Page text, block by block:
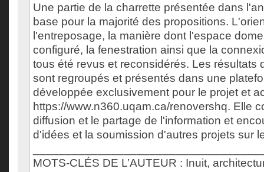
Une partie de la charrette présentée dans
base pour la majorité des propositions.
l'entreposage, la manière dont l'espace
configuré, la fenestration ainsi que la
tous été revus et reconsidérés. Les résultats
sont regroupés et présentés dans une
développée exclusivement pour le projet et
https://www.n360.uqam.ca/renovershq. Elle
diffusion et le partage de l'information et
d'idées et la soumission d'autres projets sur
MOTS-CLÉS DE L’AUTEUR : Inuit,